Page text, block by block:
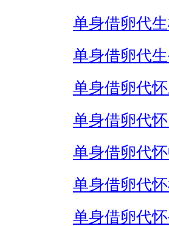
单身借卵代
单身借卵代生
单身借卵代
单身借卵代
单身借卵代
单身借卵代
单身借卵代怀